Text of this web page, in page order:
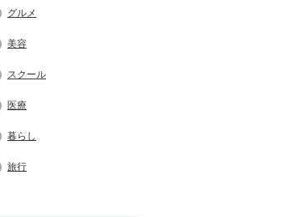
グルメ
美容
スクール
医療
暮らし
旅行